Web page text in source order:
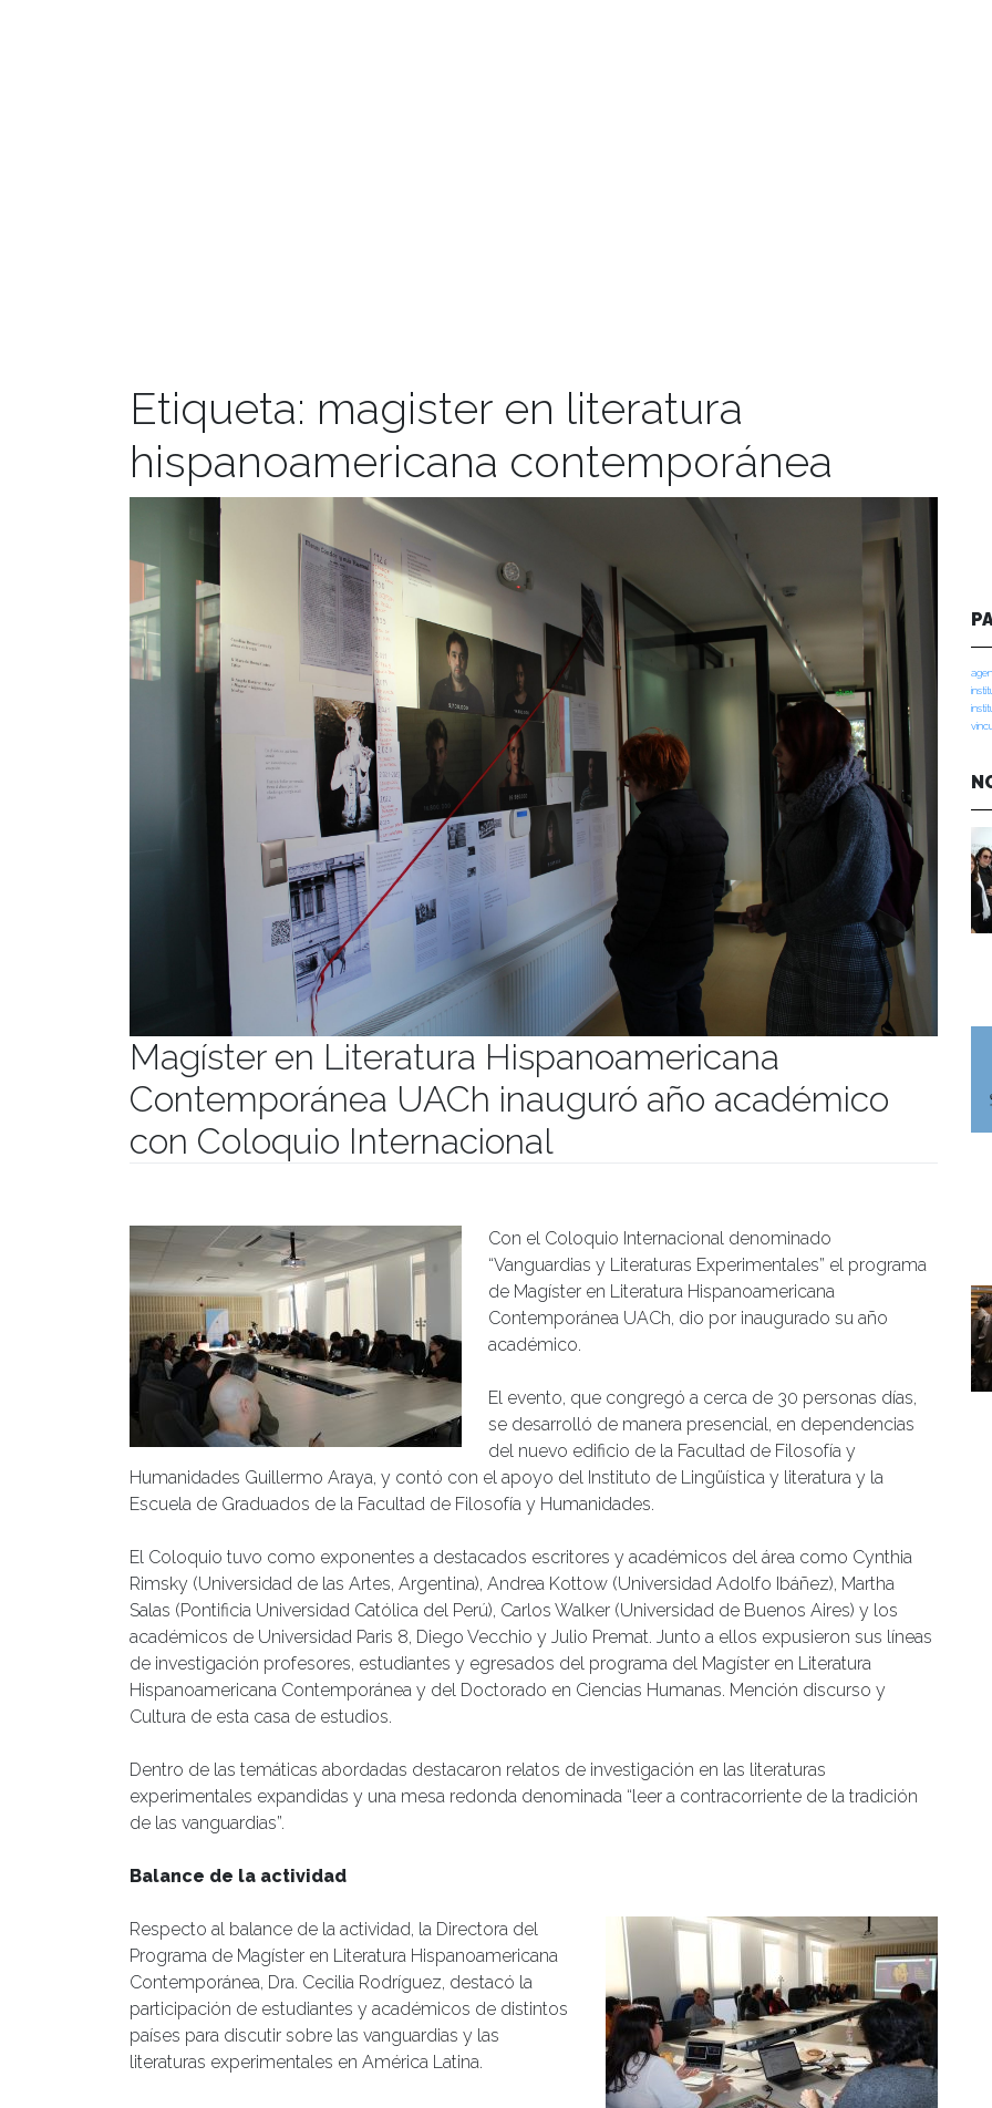
Etiqueta: magister en literatura
hispanoamericana contemporánea
Magíster en Literatura Hispanoamericana
Contemporánea UACh inauguró año académico
con Coloquio Internacional
Con el Coloquio Internacional denominado
“Vanguardias y Literaturas Experimentales” el programa
de Magíster en Literatura Hispanoamericana
Contemporánea UACh, dio por inaugurado su año
académico.
El evento, que congregó a cerca de 30 personas días,
se desarrolló de manera presencial, en dependencias
del nuevo edificio de la Facultad de Filosofía y
Humanidades Guillermo Araya, y contó con el apoyo del Instituto de Lingüística y literatura y la
Escuela de Graduados de la Facultad de Filosofía y Humanidades.
El Coloquio tuvo como exponentes a destacados escritores y académicos del área como Cynthia
Rimsky (Universidad de las Artes, Argentina), Andrea Kottow (Universidad Adolfo Ibáñez), Martha
Salas (Pontificia Universidad Católica del Perú), Carlos Walker (Universidad de Buenos Aires) y los
académicos de Universidad Paris 8, Diego Vecchio y Julio Premat. Junto a ellos expusieron sus líneas
de investigación profesores, estudiantes y egresados del programa del Magíster en Literatura
Hispanoamericana Contemporánea y del Doctorado en Ciencias Humanas. Mención discurso y
Cultura de esta casa de estudios.
Dentro de las temáticas abordadas destacaron relatos de investigación en las literaturas
experimentales expandidas y una mesa redonda denominada “leer a contracorriente de la tradición
de las vanguardias”.
Balance de la actividad
Respecto al balance de la actividad, la Directora del
Programa de Magíster en Literatura Hispanoamericana
Contemporánea, Dra. Cecilia Rodríguez, destacó la
participación de estudiantes y académicos de distintos
países para discutir sobre las vanguardias y las
literaturas experimentales en América Latina.